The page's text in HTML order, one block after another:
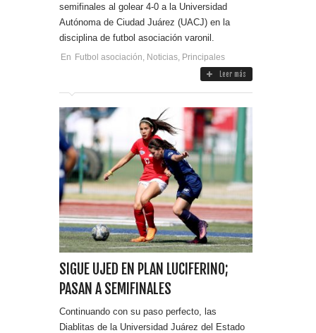
semifinales al golear 4-0 a la Universidad
Autónoma de Ciudad Juárez (UACJ) en la
disciplina de futbol asociación varonil.
En Futbol asociación Noticias Principales
Leer más
SIGUE UJED EN PLAN LUCIFERINO;
PASAN A SEMIFINALES
Continuando con su paso perfecto, las
Diablitas de la Universidad Juárez del Estado